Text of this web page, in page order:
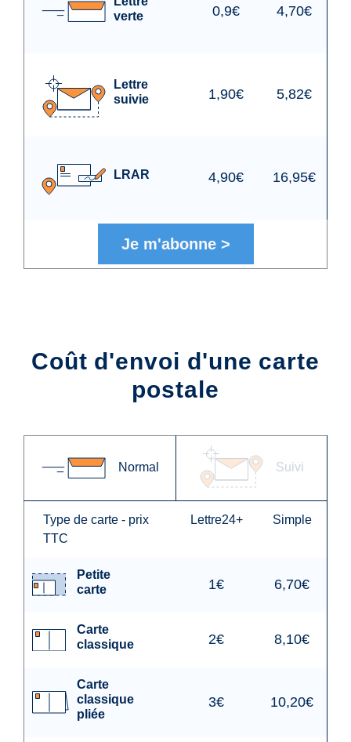
verte
0,9€ 4,70€
Lettre
suivie
1,90€ 5,82€
LRAR 4,90€ 16,95€
Je m'abonne>
Coût d'envoi d'une carte
postale
Normal Suivi
Type de carte - prix
TTC
Lettre24+ Simple
Petite
carte
1€ 6,70€
Carte
classique
2€ 8,10€
Carte
classique
pliée
3€ 10,20€